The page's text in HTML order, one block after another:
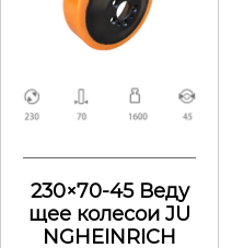
230×70-45 Веду
щее колесои JU
NGHEINRICH